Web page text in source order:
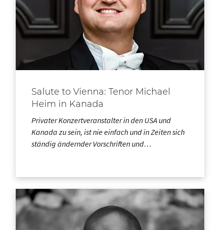
Salute to Vienna: Tenor Michael
Heim in Kanada
Privater Konzertveranstalter in den USA und
Kanada zu sein, ist nie einfach und in Zeiten sich
ständig ändernder Vorschriften und…